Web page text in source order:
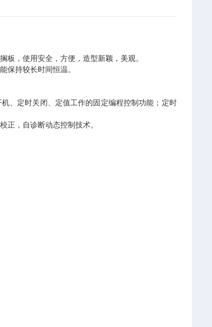
板，使用安全，方便，造型新颖，美观。
保持较长时间恒温。
、定时关闭、定值工作的固定编程控制功能；定时
正，自诊断动态控制技术。